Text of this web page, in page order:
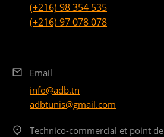
(+216) 98 354 535
(+216) 97 078 078
Email
info@adb.tn
adbtunis@gmail.com
Technico-commercial et point de